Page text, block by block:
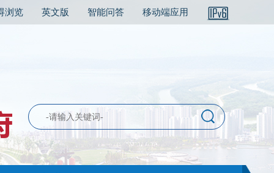
浏览 英文版 智能问答 移动端应用